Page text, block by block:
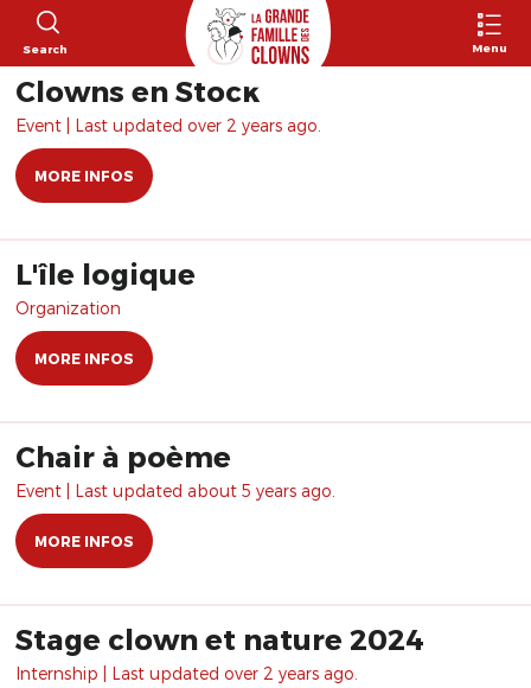
Search Menu
Clowns en Stock
Event | Last updated over 2 years ago.
MORE INFOS
L'île logique
Organization
MORE INFOS
Chair à poème
Event | Last updated about 5 years ago.
MORE INFOS
Stage clown et nature 2024
Internship | Last updated over 2 years ago.